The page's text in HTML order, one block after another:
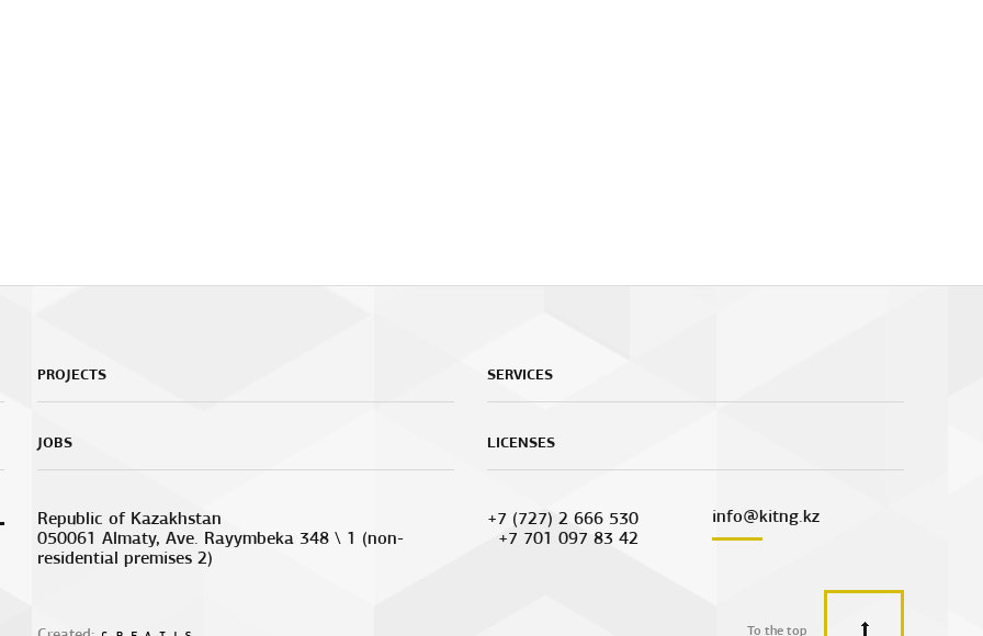
PROJECTS SERVICES
JOBS LICENSES
Republic of Kazakhstan
050061 Almaty, Ave. Rayymbeka 348 \ 1 (non-
residential premises 2)
+7 (727) 2 666 530
+7 701 097 83 42
info@kitng.kz
To the top